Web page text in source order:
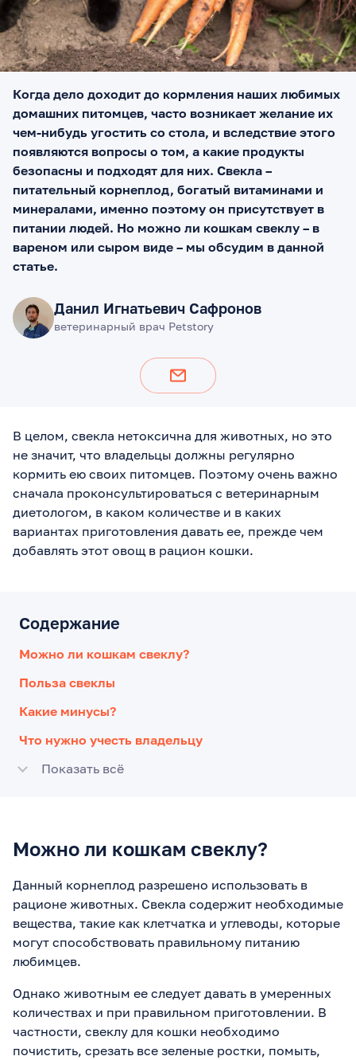
Когда дело доходит до кормления наших любимых
домашних питомцев, часто возникает желание их
чем-нибудь угостить со стола, и вследствие этого
появляются вопросы о том, а какие продукты
безопасны и подходят для них. Свекла –
питательный корнеплод, богатый витаминами и
минералами, именно поэтому он присутствует в
питании людей. Но можно ли кошкам свеклу – в
вареном или сыром виде – мы обсудим в данной
статье.
Данил Игнатьевич Сафронов
ветеринарный врач Petstory
В целом, свекла нетоксична для животных, но это
не значит, что владельцы должны регулярно
кормить ею своих питомцев. Поэтому очень важно
сначала проконсультироваться с ветеринарным
диетологом, в каком количестве и в каких
вариантах приготовления давать ее, прежде чем
добавлять этот овощ в рацион кошки.
Содержание
Можно ли кошкам свеклу?
Польза свеклы
Какие минусы?
Что нужно учесть владельцу
Показать всё
Можно ли кошкам свеклу?
Данный корнеплод разрешено использовать в
рационе животных. Свекла содержит необходимые
вещества, такие как клетчатка и углеводы, которые
могут способствовать правильному питанию
любимцев.
Однако животным ее следует давать в умеренных
количествах и при правильном приготовлении. В
частности, свеклу для кошки необходимо
почистить, срезать все зеленые ростки, помыть,